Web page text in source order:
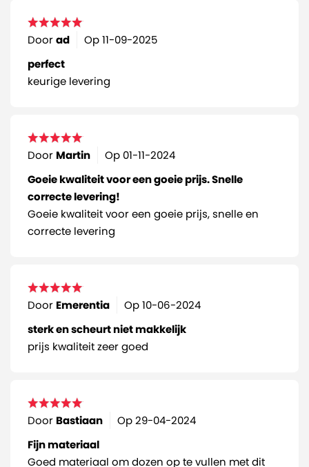
Doorad Op11-09-2025
perfect
keurige levering
Door Martin Op 01-11-2024
Goeie kwaliteit voor een goeie prijs. Snelle
correcte levering!
Goeie kwaliteit voor een goeie prijs, snelle en
correcte levering
Door Emerentia Op10-06-2024
sterk en scheurt niet makkelijk
prijs kwaliteit zeer goed
Door Bastiaan Op29-04-2024
Fijn materiaal
Goed materiaal om dozen op te vullen met dit